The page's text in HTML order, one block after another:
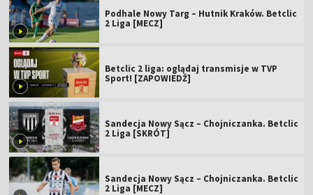
Podhale Nowy Targ – Hutnik Kraków. Betclic
2 Liga [MECZ]
Betclic 2 liga: oglądaj transmisje w TVP
Sport! [ZAPOWIEDŹ]
Sandecja Nowy Sącz – Chojniczanka. Betclic
2 Liga [SKRÓT]
Sandecja Nowy Sącz – Chojniczanka. Betclic
2 Liga [MECZ]